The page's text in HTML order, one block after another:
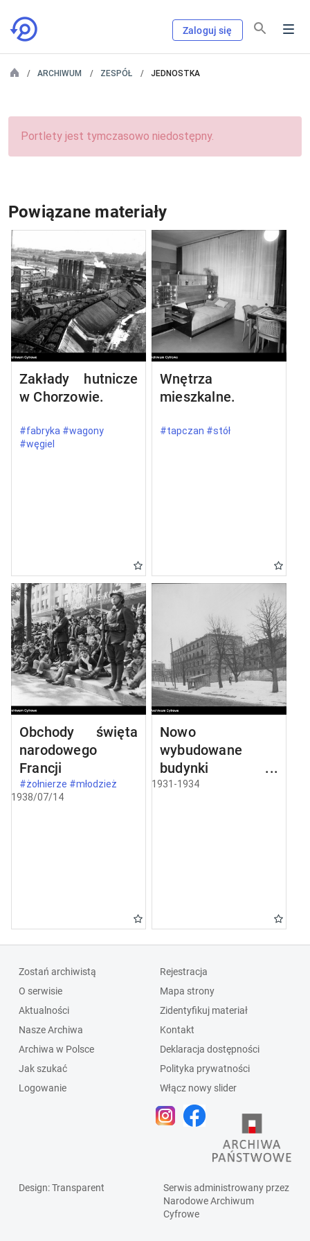
Zaloguj się
ARCHIWUM ZESPÓŁ JEDNOSTKA
Portlety jest tymczasowo niedostępny.
Powiązane materiały
Zakłady hutnicze
w Chorzowie.
#fabryka #wagony
#węgiel
Wnętrza
mieszkalne.
#tapczan #stół
Obchody święta
narodowego
Francji
#żołnierze #młodzież
1938/07/14
Nowo
wybudowane
budynki w
Częstochowie
1931-1934
Zostań archiwistą
O serwisie
Aktualności
Nasze Archiwa
Archiwa w Polsce
Jak szukać
Logowanie
Rejestracja
Mapa strony
Zidentyfikuj materiał
Kontakt
Deklaracja dostępności
Polityka prywatności
Włącz nowy slider
Design: Transparent
Serwis administrowany przez
Narodowe Archiwum
Cyfrowe